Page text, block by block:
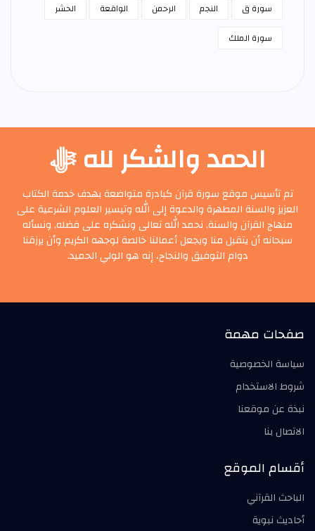
سورة ق
النجم الرحمن الواقعة
الحشر
سورة الملك
الحمد والشكر لله ﷻ
تم تأسيس موقع سورة قرآن كبادرة متواضعة بهدف خدمة الكتاب
العزيز والسنة المطهرة والدعوة إلى الله وتيسير العلوم الشرعية على
منهاج القرآن والسنة, نحمد الله تعالى ونشكره على فضله, ونسأله
سبحانه أن يتقبل منا ويجعل أعمالنا خالصة لوجهه الكريم وأن يرزقنا
دوام التوفيق والنجاح، إنه هو الولي الحميد.
صفحات مهمة
سياسة الخصوصية
شروط الاستخدام
نبذة عن موقعنا
الاتصال بنا
أقسام الموقع
الباحث القرآني
أحاديث نبوية